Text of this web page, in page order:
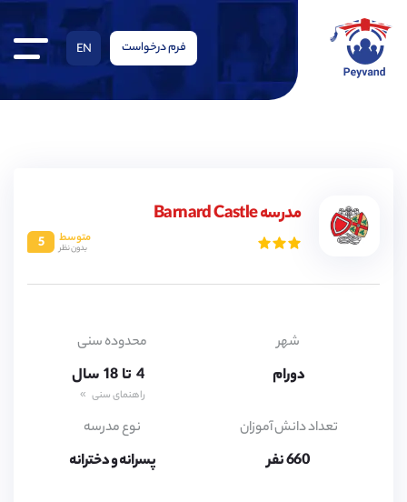
فرم درخواست EN
مدرسه Barnard Castle
متوسط
بدون نظر 5
شهر
دورام
محدوده سنی
5,
7,
8,
9,
10,
تا
12,
16,
18سال
راهنمای سنی
تعداد دانش آموزان
660 نفر
نوع مدرسه
پسرانه و دخترانه